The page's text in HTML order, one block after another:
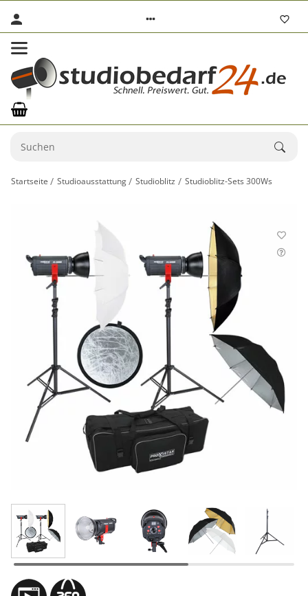
Startseite Studioausstattung Studioblitz Studioblitz-Sets 300Ws